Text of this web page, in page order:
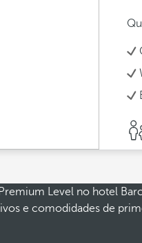
Level no hotel
e comodidades de